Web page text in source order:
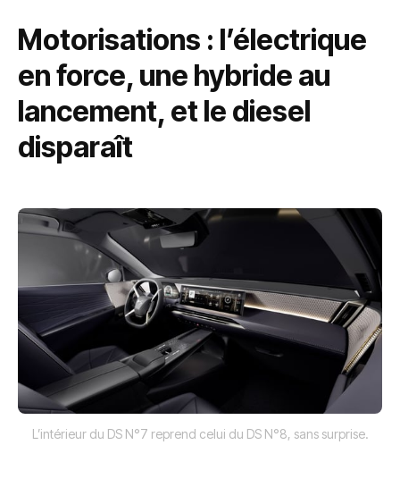
Motorisations : l’électrique
en force, une hybride au
lancement, et le diesel
disparaît
L’intérieur du DS N°7 reprend celui du DS N°8, sans surprise.